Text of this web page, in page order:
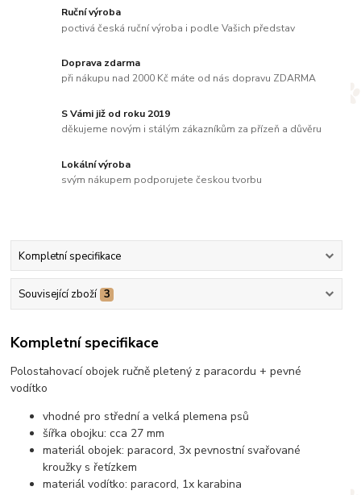
Ruční výroba
poctivá česká ruční výroba i podle Vašich představ
Doprava zdarma
při nákupu nad 2000 Kč máte od nás dopravu ZDARMA
S Vámi již od roku 2019
děkujeme novým i stálým zákazníkům za přízeň a důvěru
Lokální výroba
svým nákupem podporujete českou tvorbu
Kompletní specifikace
Související zboží 3
Kompletní specifikace
Polostahovací obojek ručně pletený z paracordu + pevné
vodítko
vhodné pro střední a velká plemena psů
šířka obojku: cca 27 mm
materiál obojek: paracord, 3x pevnostní svařované
kroužky s řetízkem
materiál vodítko: paracord, 1x karabina